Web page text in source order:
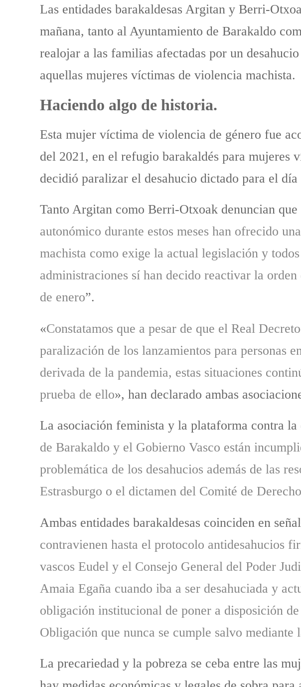
Las entidades barakaldesas Argitan y Berri-
mañana, tanto al Ayuntamiento de Barakaldo
realojar a las familias afectadas por un
aquellas mujeres víctimas de violencia machista.
Haciendo algo de historia.
Esta mujer víctima de violencia de género fue
del 2021, en el refugio barakaldés para mujeres
decidió paralizar el desahucio dictado para el día
Tanto Argitan como Berri-Otxoak denuncian que
autonómico durante estos meses han ofrecido
machista como exige la actual legislación y
administraciones sí han decido reactivar la
de enero”.
«Constatamos que a pesar de que el Real
paralización de los lanzamientos para personas
derivada de la pandemia, estas situaciones
prueba de ello», han declarado ambas
La asociación feminista y la plataforma contra
de Barakaldo y el Gobierno Vasco están
problemática de los desahucios además de las
Estrasburgo o el dictamen del Comité de
Ambas entidades barakaldesas coinciden en
contravienen hasta el protocolo antidesahucios
vascos Eudel y el Consejo General del Poder
Amaia Egaña cuando iba a ser desahuciada y
obligación institucional de poner a disposición
Obligación que nunca se cumple salvo mediante
La precariedad y la pobreza se ceba entre las